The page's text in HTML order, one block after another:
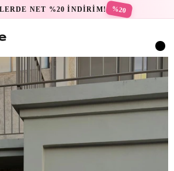
NET %20 İNDİRİM! %20